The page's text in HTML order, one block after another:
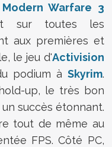
Warfare 3
sur toutes les
aux premières et
le jeu d'Activision
podium à Skyrim.
up, le très bon
succès étonnant.
tout de même au
FPS. Côté PC,